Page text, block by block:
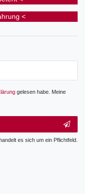
<
gelesen habe. Meine
es sich um ein Pflichtfeld.